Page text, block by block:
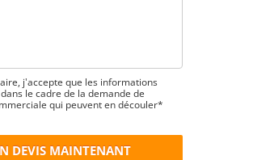
j'accepte que les informations
le cadre de la demande de
qui peuvent en découler*
DEVIS MAINTENANT